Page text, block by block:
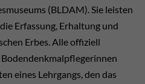
(BLDAM). Sie leisten
Erfassung, Erhaltung und
Erbes. Alle offiziell
eines Lehrgangs, den das